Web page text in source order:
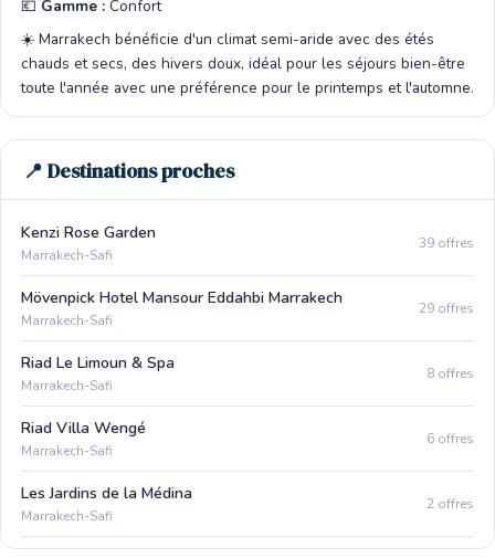
💶 Gamme : Confort
☀️ Marrakech bénéficie d'un climat semi-aride avec des étés
chauds et secs, des hivers doux, idéal pour les séjours bien-être
toute l'année avec une préférence pour le printemps et l'automne.
📍 Destinations proches
Kenzi Rose Garden
Marrakech-Safi
39 offres
Mövenpick Hotel Mansour Eddahbi Marrakech
Marrakech-Safi
29 offres
Riad Le Limoun & Spa
Marrakech-Safi
8 offres
Riad Villa Wengé
Marrakech-Safi
6 offres
Les Jardins de la Médina
Marrakech-Safi
2 offres